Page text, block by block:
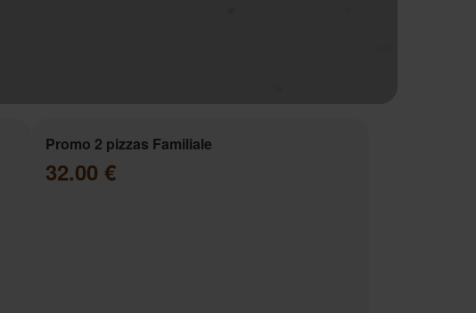
Promo 2 pizzas Familiale
32.00 €